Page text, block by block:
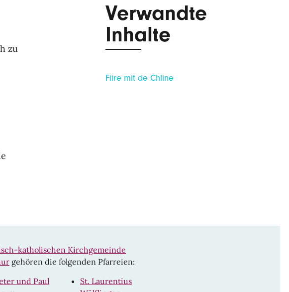
zu
Verwandte
Inhalte
Fiire mit de Chline
katholischen Kirchgemeinde
gehören die folgenden Pfarreien:
und Paul
St. Laurentius